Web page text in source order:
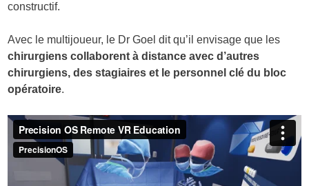
constructif.
Avec le multijoueur, le Dr Goel dit qu’il envisage que les
chirurgiens collaborent à distance avec d’autres
chirurgiens, des stagiaires et le personnel clé du bloc
opératoire.